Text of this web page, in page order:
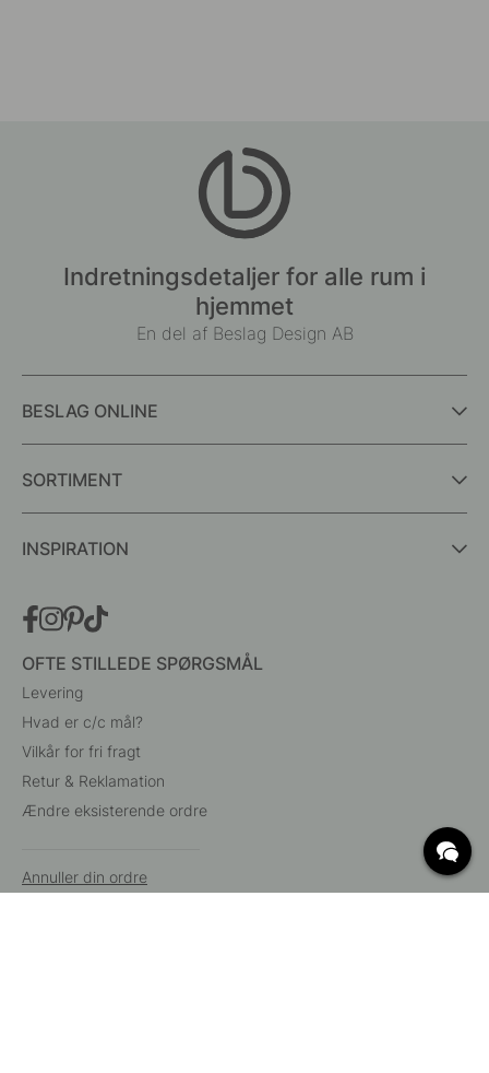
Indretningsdetaljer for alle rum i
hjemmet
En del af Beslag Design AB
BESLAG ONLINE
SORTIMENT
INSPIRATION
OFTE STILLEDE SPØRGSMÅL
Levering
Hvad er c/c mål?
Vilkår for fri fragt
Retur & Reklamation
Ændre eksisterende ordre
Annuller din ordre